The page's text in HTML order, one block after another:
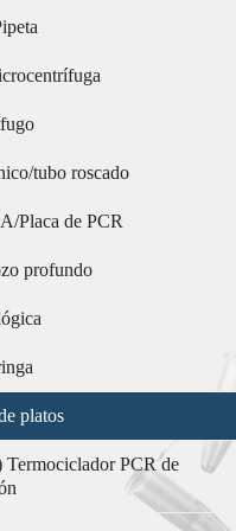
tubo roscado
Placa de PCR
profundo
platos
Termociclador PCR de